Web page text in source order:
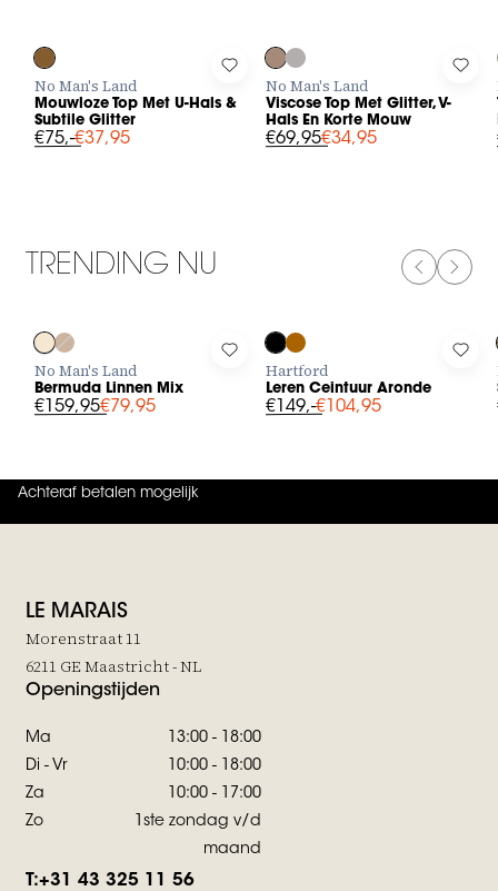
in to add Mouwloze Top Met U-Hals & Subtile Glitter to
No Man's Land
Mouwloze Top Met U-Hals &
Subtile Glitter
€75,-€37,95
Log in to add Viscose Top Met
No Man's Land
Viscose Top Met Glitter, V-
Hals En Korte Mouw
€69,95€34,95
Log
TRENDING NU
in to add Bermuda Linnen Mix to your wishlist
No Man's Land
Bermuda Linnen Mix
€159,95€79,95
Log in to add Leren Ceintuur
Hartford
Leren Ceintuur Aronde
€149,-€104,95
Log
Achteraf betalen mogelijk
4.9 uit 5 (737 reviews
LE MARAIS
Morenstraat 11
6211 GE Maastricht - NL
Openingstijden
Ma
13:00 - 18:00
Di - Vr
10:00 - 18:00
Za
10:00 - 17:00
Zo
1ste zondag v/d
maand
T:+31 43 325 11 56